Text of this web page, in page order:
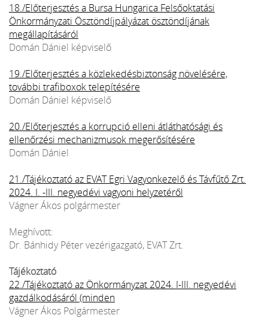
18./Előterjesztés a Bursa Hungarica Felsőoktatási
Önkormányzati Ösztöndíjpályázat ösztöndíjának
megállapításáról
Domán Dániel képviselő
19./Előterjesztés a közlekedésbiztonság növelésére,
további trafiboxok telepítésére
Domán Dániel képviselő
20./Előterjesztés a korrupció elleni átláthatósági és
ellenőrzési mechanizmusok megerősítésére
Domán Dániel
21./Tájékoztató az EVAT Egri Vagyonkezelő és Távfűtő Zrt.
2024. I. -III. negyedévi vagyoni helyzetéről
Vágner Ákos polgármester
Meghívott:
Dr. Bánhidy Péter vezérigazgató, EVAT Zrt.
Tájékoztató
22./Tájékoztató az Önkormányzat 2024. I-III. negyedévi
gazdálkodásáról (minden
Vágner Ákos Polgármester